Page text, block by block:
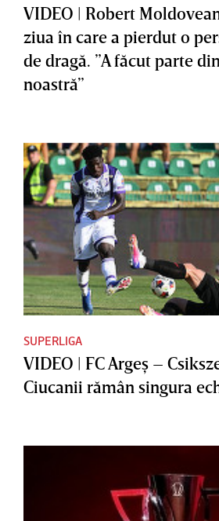
VIDEO | Robert
ziua în care a pierdut o
de dragă. ”A făcut parte
noastră”
SUPERLIGA
VIDEO | FC Argeş –
Ciucanii rămân singura